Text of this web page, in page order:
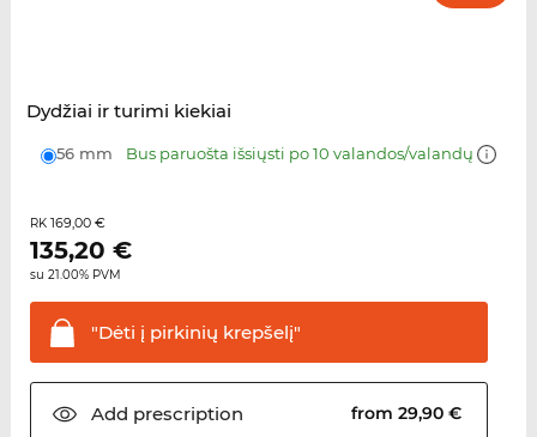
Dydžiai ir turimi kiekiai
56 mm Bus paruošta išsiųsti po 10 valandos/valandų
RK 169,00 €
135,20 €
su 21.00% PVM
"Dėti į pirkinių krepšelį"
Add prescription from 29,90 €